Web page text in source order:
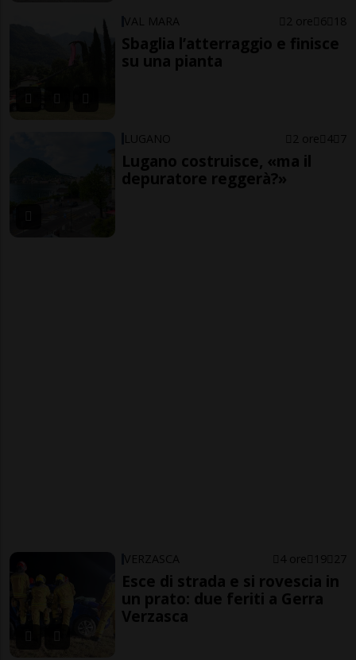
VAL MARA 2 ore 6 18
Sbaglia l’atterraggio e finisce
su una pianta
LUGANO 2 ore 4 7
Lugano costruisce, «ma il
depuratore reggerà?»
VERZASCA 4 ore 19 27
Esce di strada e si rovescia in
un prato: due feriti a Gerra
Verzasca